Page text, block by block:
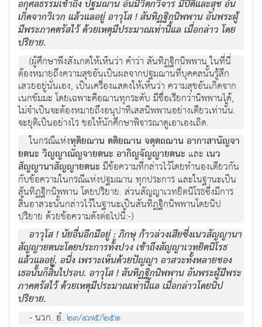
อกุศลธรรมเข้าถึง ปฐมฌาน อันมีวิตกวิจาร มีปีติและสุข อัน
เกิดจากวิเวก แล้วแลอยู่ อาวุโส ! สันทิฏฐิกนิพพาน อันพระผู้
มีพระภาคตรัสไว้ ด้วยเหตุมีประมาณเท่านี้แล เมื่อกล่าว โดย
ปริยาย.
(ผู้ศึกษาพึงสังเกตให้เห็นว่า คำว่า สันทิฏฐิกนิพพาน ในที่นี่
ต้องหมายถึงความสุขอันเป็นผลจากปฐมฌานที่บุคคลนั้นรู้สึก
เสวยอยู่นั่นเอง, เป็นเครื่องแสดงให้เห็นว่า ความสุขอันเกิดจาก
เนกขัมมะ โดยเฉพาะคือฌานทุกระดับ มีชื่อเรียกว่านิพพานได้,
ไม่จำเป็นจะต้องหมายถึงอนุปาทิเสสนิพพานอย่างเดียวเท่านั้น.
จะยุติเป็นอย่างไร ขอให้นักศึกษาพิจารณาดูเอาเองเถิด.
ในกรณีแห่งทุติยฌาน ตติยฌาน จตุตถฌาน อากาสานัญจา
ยตนะ วิญญาณัญจายตนะ อากิญจัญญายตนะ และ เนว
สัญญานาสัญญายตนะ มีข้อความที่กล่าวไว้โดยทำนองเดียวกัน
กับข้อความในกรณีแห่งปฐมฌาน ทุกประการ และในฐานะเป็น
สันทิฏฐิกนิพพาน โดยปริยาย. ส่วนสัญญาเวทยิตนิโรธซึ่งมีการ
สิ้นอาสวะนั้นกล่าวไว้ในฐานะเป็นสันทิฏฐิกนิพพานโดยนิป
ปริยาย ด้วยข้อความดังต่อไปนี้:-)
อาวุโส ! นัยอื่นอีกมีอยู่ : ภิกษุ ก้าวล่วงเสียซึ่งเนวสัญญานา
สัญญายตนะโดยประการทั้งปวง เข้าถึงสัญญาเวทยิตนิโรธ
แล้วแลอยู่. อนึ่ง เพราะเห็นด้วยปัญญา อาสวะทั้งหลายของ
เธอนั้นก็สิ้นไปรอบ. อาวุโส ! สันทิฏฐิกนิพพาน อันพระผู้มีพระ
ภาคตรัสไว้ ด้วยเหตุมีประมาณเท่านี้แล เมื่อกล่าวโดยนิป
ปริยาย.
- นวก. อํ.๒๓/๔๗๕/๒๕๑